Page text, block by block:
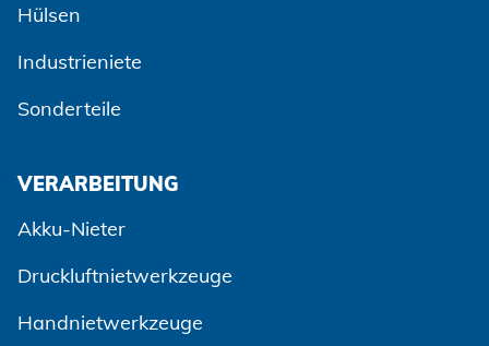
Hülsen
Industrieniete
Sonderteile
VERARBEITUNG
Akku-Nieter
Druckluftnietwerkzeuge
Handnietwerkzeuge